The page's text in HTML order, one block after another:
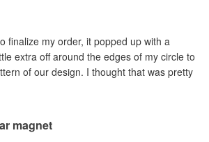
finalize my order, it popped up with a
extra off around the edges of my circle to
of our design. I thought that was pretty
magnet